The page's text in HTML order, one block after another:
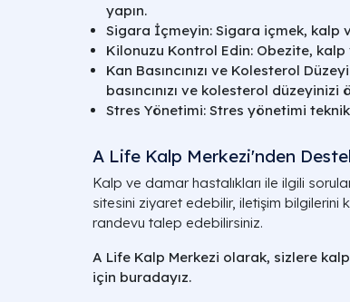
yapın.
Sigara İçmeyin: Sigara içmek, kalp
Kilonuzu Kontrol Edin: Obezite, kalp
Kan Basıncınızı ve Kolesterol
basıncınızı ve kolesterol düzeyinizi
Stres Yönetimi: Stres yönetimi
A Life Kalp Merkezi'nden
Kalp ve damar hastalıkları ile ilgili
sitesini ziyaret edebilir, iletişim
randevu talep edebilirsiniz.
A Life Kalp Merkezi olarak, sizlere kalp
için buradayız.